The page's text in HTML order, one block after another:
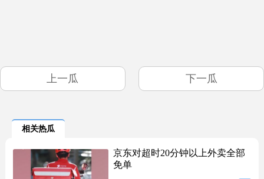
上一瓜 下一瓜
相关热瓜
京东对超时20分钟以上外卖全部
免单